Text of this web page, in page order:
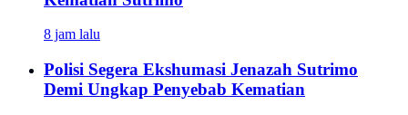
8 jam lalu
Polisi Segera Ekshumasi Jenazah Sutrimo
Demi Ungkap Penyebab Kematian